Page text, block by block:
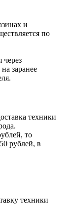
и
по
через
заранее
техники
то
рублей, в
техники